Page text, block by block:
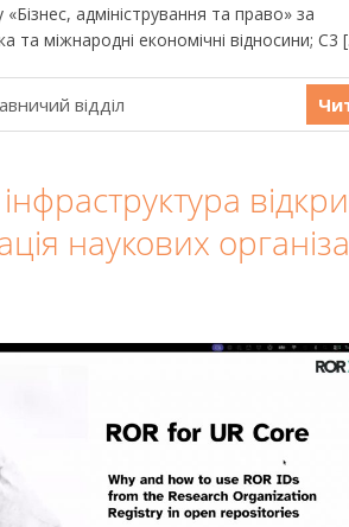
адміністрування та право» за
та міжнародні економічні відносини; С3
відділ
наукових